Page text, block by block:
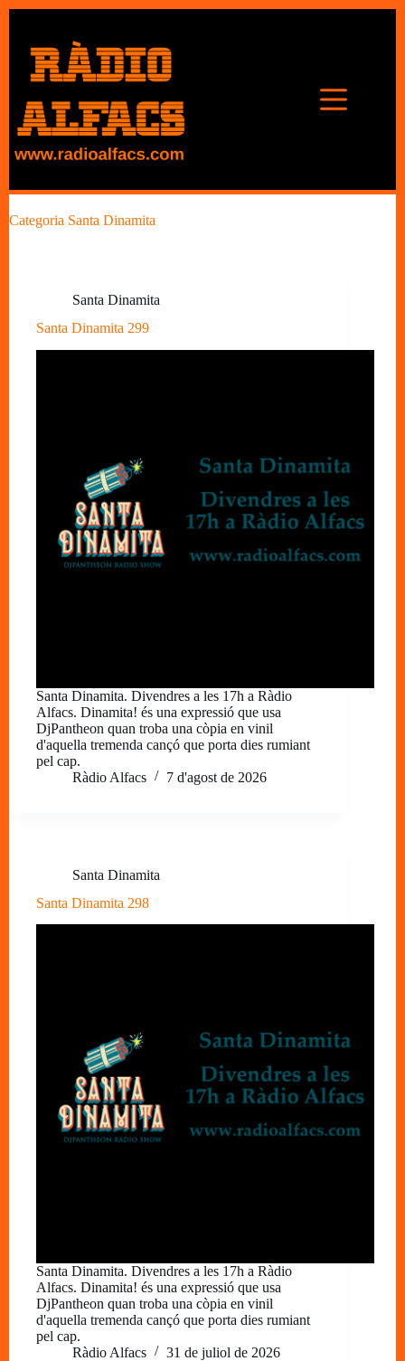
contingut
Categoria Santa Dinamita
Santa Dinamita
Santa Dinamita 299
Santa Dinamita. Divendres a les 17h a Ràdio
Alfacs. Dinamita! és una expressió que usa
DjPantheon quan troba una còpia en vinil
d'aquella tremenda cançó que porta dies rumiant
pel cap.
Ràdio Alfacs
7 d'agost de 2026
Santa Dinamita
Santa Dinamita 298
Santa Dinamita. Divendres a les 17h a Ràdio
Alfacs. Dinamita! és una expressió que usa
DjPantheon quan troba una còpia en vinil
d'aquella tremenda cançó que porta dies rumiant
pel cap.
Ràdio Alfacs
31 de juliol de 2026